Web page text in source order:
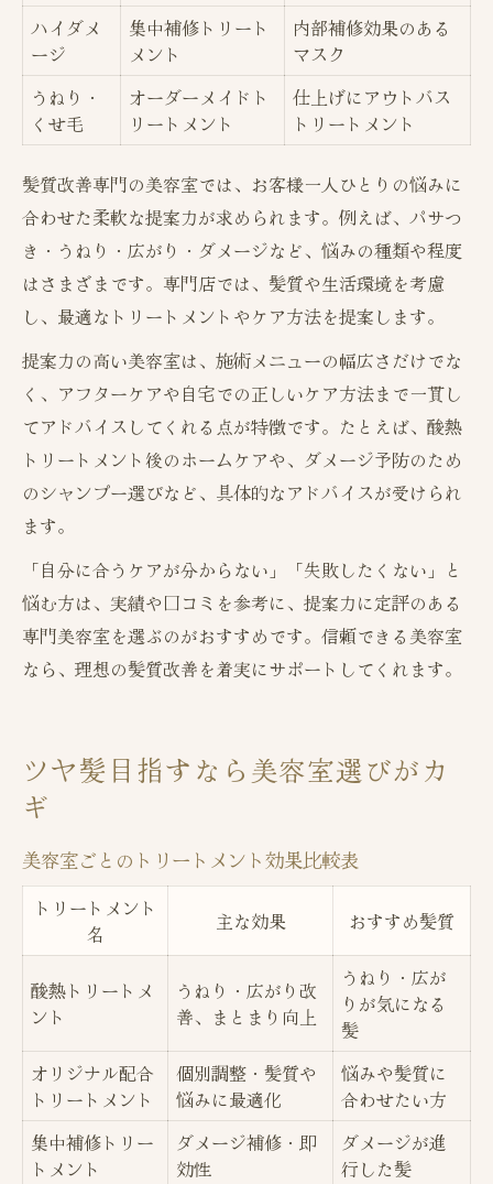
ハイダメ
ージ
集中補修トリート
メント
内部補修効果のある
マスク
うねり・
くせ毛
オーダーメイドト
リートメント
仕上げにアウトバス
トリートメント
髪質改善専門の美容室では、お客様一人ひとりの悩みに
合わせた柔軟な提案力が求められます。例えば、パサつ
き・うねり・広がり・ダメージなど、悩みの種類や程度
はさまざまです。専門店では、髪質や生活環境を考慮
し、最適なトリートメントやケア方法を提案します。
提案力の高い美容室は、施術メニューの幅広さだけでな
く、アフターケアや自宅での正しいケア方法まで一貫し
てアドバイスしてくれる点が特徴です。たとえば、酸熱
トリートメント後のホームケアや、ダメージ予防のため
のシャンプー選びなど、具体的なアドバイスが受けられ
ます。
「自分に合うケアが分からない」「失敗したくない」と
悩む方は、実績や口コミを参考に、提案力に定評のある
専門美容室を選ぶのがおすすめです。信頼できる美容室
なら、理想の髪質改善を着実にサポートしてくれます。
ツヤ髪目指すなら美容室選びがカ
ギ
美容室ごとのトリートメント効果比較表
トリートメント
名
主な効果 おすすめ髪質
酸熱トリートメ
ント
うねり・広がり改
善、まとまり向上
うねり・広が
りが気になる
髪
オリジナル配合
トリートメント
個別調整・髪質や
悩みに最適化
悩みや髪質に
合わせたい方
集中補修トリー
トメント
ダメージ補修・即
効性
ダメージが進
行した髪